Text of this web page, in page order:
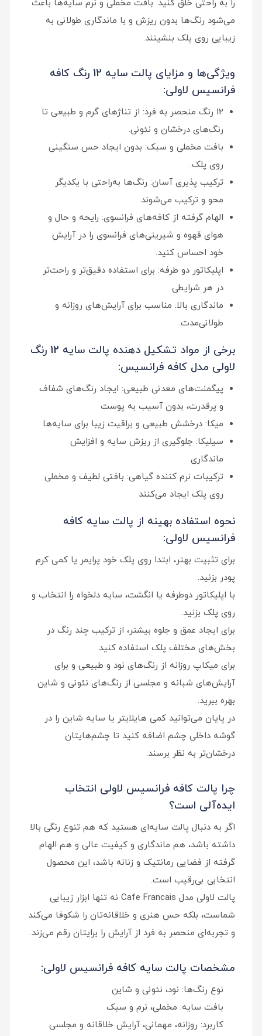
را به راحتی خلق کنید. بافت مخملی و نرم سایه‌ها باعث
می‌شود رنگ‌ها بدون ریزش و با ماندگاری طولانی به
زیبایی روی پلک بنشینند.
ویژگی‌ها و مزایای پالت سایه 12 رنگ کافه
فرانسیس لاولی:
12 رنگ منحصر به‌ فرد: از تناژهای گرم و طبیعی تا
رنگ‌های درخشان و نئونی.
بافت مخملی و سبک: بدون ایجاد حس سنگینی
روی پلک.
ترکیب‌ پذیری آسان: رنگ‌ها به‌راحتی با یکدیگر
محو و ترکیب می‌شوند.
الهام گرفته از کافه‌های فرانسوی: رایحه و حال‌ و
هوای قهوه و شیرینی‌های فرانسوی را در آرایش
خود احساس کنید.
اپلیکاتور دو طرفه: برای استفاده دقیق‌تر و راحت‌تر
در هر شرایطی.
ماندگاری بالا: مناسب برای آرایش‌های روزانه و
طولانی‌مدت.
برخی از مواد تشکیل دهنده پالت سایه 12 رنگ
لاولی مدل کافه فرانسیس:
پیگمنت‌های معدنی طبیعی: ایجاد رنگ‌های شفاف
و پرقدرت، بدون آسیب به پوست
میکا: درخشش طبیعی و براقیت زیبا برای سایه‌ها
سیلیکا: جلوگیری از ریزش سایه و افزایش
ماندگاری
ترکیبات نرم‌ کننده گیاهی: بافتی لطیف و مخملی
روی پلک ایجاد می‌کنند
نحوه استفاده بهینه از پالت سایه کافه
فرانسیس لاولی:
برای تثبیت بهتر، ابتدا روی پلک خود پرایمر یا کمی کرم
پودر بزنید.
با اپلیکاتور دوطرفه یا انگشت، سایه دلخواه را انتخاب و
روی پلک بزنید.
برای ایجاد عمق و جلوه بیشتر، از ترکیب چند رنگ در
بخش‌های مختلف پلک استفاده کنید.
برای میکاپ روزانه از رنگ‌های نود و طبیعی و برای
آرایش‌های شبانه و مجلسی از رنگ‌های نئونی و شاین
بهره ببرید.
در پایان می‌توانید کمی هایلایتر یا سایه شاین را در
گوشه داخلی چشم اضافه کنید تا چشم‌هایتان
درخشان‌تر به نظر برسند.
چرا پالت کافه فرانسیس لاولی انتخاب
ایده‌آلی است؟
اگر به دنبال پالت سایه‌ای هستید که هم تنوع رنگی بالا
داشته باشد، هم ماندگاری و کیفیت عالی و هم الهام
گرفته از فضایی رمانتیک و زنانه باشد، این محصول
انتخابی بی‌رقیب است.
پالت لاولی مدل Cafe Francais نه‌ تنها ابزار زیبایی
شماست، بلکه حس هنری و خلاقانه‌تان را شکوفا می‌کند
و تجربه‌ای منحصر به‌ فرد از آرایش را برایتان رقم می‌زند.
مشخصات پالت سایه کافه فرانسیس لاولی:
نوع رنگ‌ها: نود، نئونی و شاین
بافت سایه: مخملی، نرم و سبک
کاربرد: روزانه، مهمانی، آرایش خلاقانه و مجلسی